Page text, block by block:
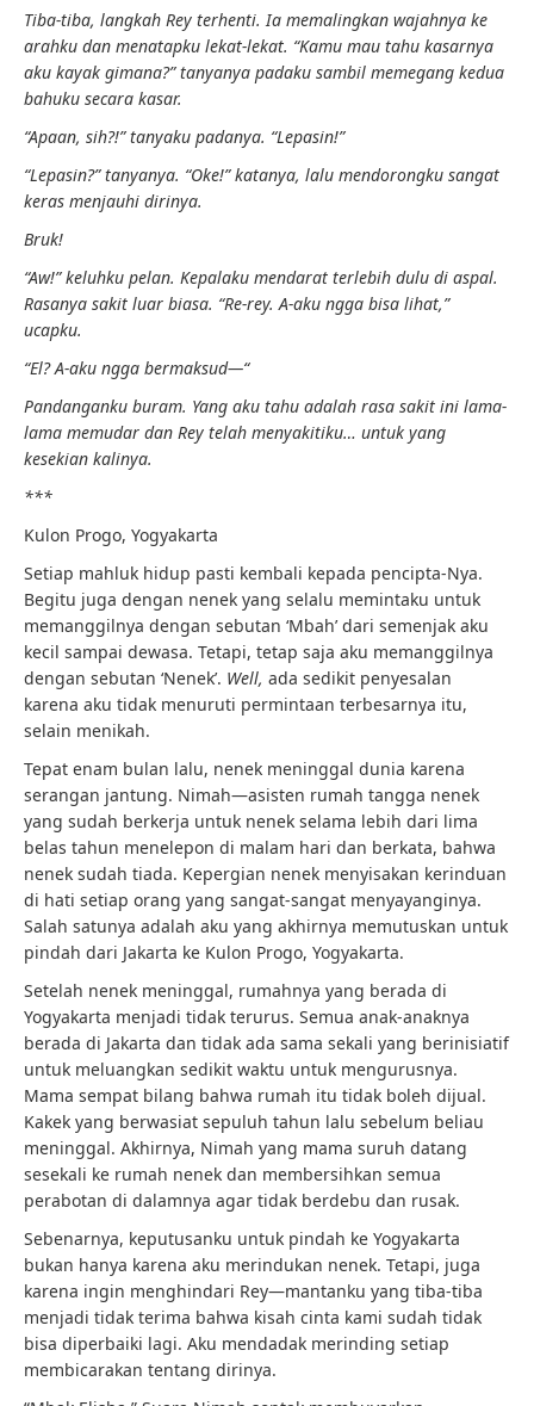
Tiba-tiba, langkah Rey terhenti. Ia memalingkan wajahnya ke
arahku dan menatapku lekat-lekat. “Kamu mau tahu kasarnya
aku kayak gimana?” tanyanya padaku sambil memegang kedua
bahuku secara kasar.
“Apaan, sih?!” tanyaku padanya. “Lepasin!”
“Lepasin?” tanyanya. “Oke!” katanya, lalu mendorongku sangat
keras menjauhi dirinya.
Bruk!
“Aw!” keluhku pelan. Kepalaku mendarat terlebih dulu di aspal.
Rasanya sakit luar biasa. “Re-rey. A-aku ngga bisa lihat,”
ucapku.
“El? A-aku ngga bermaksud—“
Pandanganku buram. Yang aku tahu adalah rasa sakit ini lama-
lama memudar dan Rey telah menyakitiku… untuk yang
kesekian kalinya.
***
Kulon Progo, Yogyakarta
Setiap mahluk hidup pasti kembali kepada pencipta-Nya.
Begitu juga dengan nenek yang selalu memintaku untuk
memanggilnya dengan sebutan ‘Mbah’ dari semenjak aku
kecil sampai dewasa. Tetapi, tetap saja aku memanggilnya
dengan sebutan ‘Nenek’. Well, ada sedikit penyesalan
karena aku tidak menuruti permintaan terbesarnya itu,
selain menikah.
Tepat enam bulan lalu, nenek meninggal dunia karena
serangan jantung. Nimah—asisten rumah tangga nenek
yang sudah berkerja untuk nenek selama lebih dari lima
belas tahun menelepon di malam hari dan berkata, bahwa
nenek sudah tiada. Kepergian nenek menyisakan kerinduan
di hati setiap orang yang sangat-sangat menyayanginya.
Salah satunya adalah aku yang akhirnya memutuskan untuk
pindah dari Jakarta ke Kulon Progo, Yogyakarta.
Setelah nenek meninggal, rumahnya yang berada di
Yogyakarta menjadi tidak terurus. Semua anak-anaknya
berada di Jakarta dan tidak ada sama sekali yang berinisiatif
untuk meluangkan sedikit waktu untuk mengurusnya.
Mama sempat bilang bahwa rumah itu tidak boleh dijual.
Kakek yang berwasiat sepuluh tahun lalu sebelum beliau
meninggal. Akhirnya, Nimah yang mama suruh datang
sesekali ke rumah nenek dan membersihkan semua
perabotan di dalamnya agar tidak berdebu dan rusak.
Sebenarnya, keputusanku untuk pindah ke Yogyakarta
bukan hanya karena aku merindukan nenek. Tetapi, juga
karena ingin menghindari Rey—mantanku yang tiba-tiba
menjadi tidak terima bahwa kisah cinta kami sudah tidak
bisa diperbaiki lagi. Aku mendadak merinding setiap
membicarakan tentang dirinya.